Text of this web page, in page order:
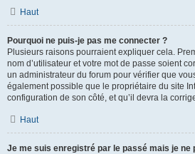
Haut
Pourquoi ne puis-je pas me connecter ?
Plusieurs raisons pourraient expliquer cela.
nom d’utilisateur et votre mot de passe soient
un administrateur du forum pour vérifier que
également possible que le propriétaire du site
configuration de son côté, et qu’il devra la
Haut
Je me suis enregistré par le passé mais je ne